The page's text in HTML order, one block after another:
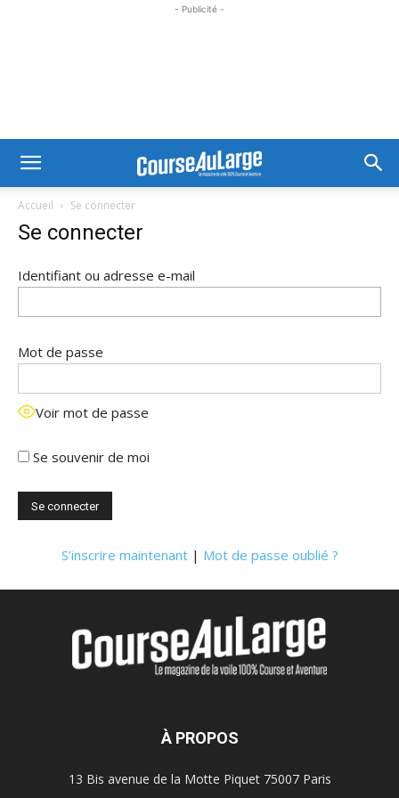
- Publicité -
Accueil Se connecter
Se connecter
Identifiant ou adresse e-mail
Mot de passe
Voir mot de passe
Se souvenir de moi
S’inscrire maintenant| Mot de passe oublié ?
À PROPOS
13 Bis avenue de la Motte Piquet 75007 Paris